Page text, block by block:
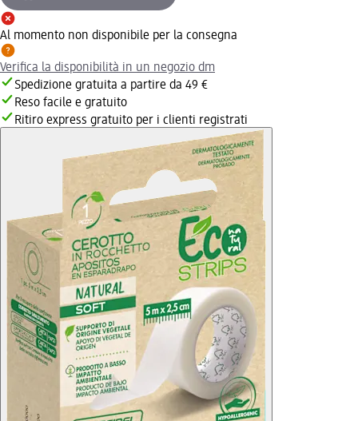
Al momento non disponibile per la consegna
Verifica la disponibilità in un negozio dm
Spedizione gratuita a partire da 49 €
Reso facile e gratuito
Ritiro express gratuito per i clienti registrati